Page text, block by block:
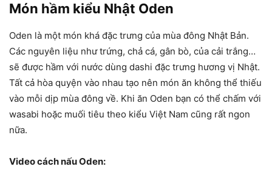
Món hầm kiểu Nhật Oden
Oden là một món khá đặc trưng của mùa đông Nhật Bản.
Các nguyên liệu như trứng, chả cá, gân bò, của cải trắng…
sẽ được hầm với nước dùng dashi đặc trưng hương vị Nhật.
Tất cả hòa quyện vào nhau tạo nên món ăn không thể thiếu
vào mỗi dịp mùa đông về. Khi ăn Oden bạn có thể chấm với
wasabi hoặc muối tiêu theo kiểu Việt Nam cũng rất ngon
nữa.
Video cách nấu Oden: